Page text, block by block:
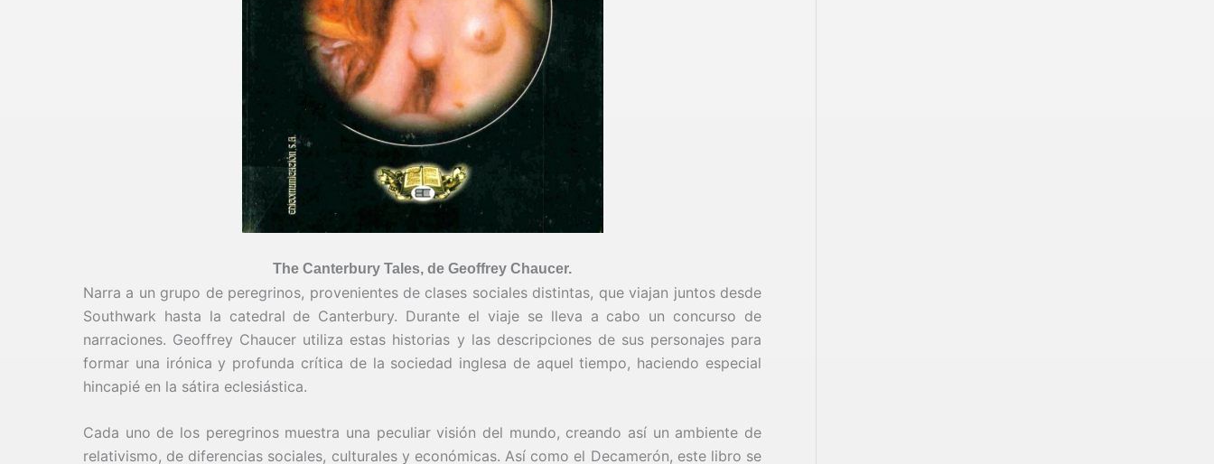
The Canterbury Tales, de Geoffrey Chaucer.
Narra a un grupo de peregrinos, provenientes de clases sociales distintas, que viajan juntos desde
Southwark hasta la catedral de Canterbury. Durante el viaje se lleva a cabo un concurso de
narraciones. Geoffrey Chaucer utiliza estas historias y las descripciones de sus personajes para
formar una irónica y profunda crítica de la sociedad inglesa de aquel tiempo, haciendo especial
hincapié en la sátira eclesiástica.
Cada uno de los peregrinos muestra una peculiar visión del mundo, creando así un ambiente de
relativismo, de diferencias sociales, culturales y económicas. Así como el Decamerón, este libro se